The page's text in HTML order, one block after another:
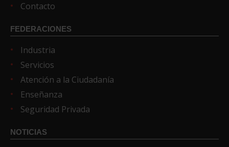
Contacto
FEDERACIONES
Industria
Servicios
Atención a la Ciudadanía
Enseñanza
Seguridad Privada
NOTICIAS